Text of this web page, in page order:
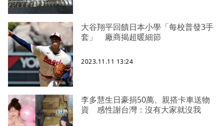
大谷翔平回饋日本小學「每校普發3手
套」 廠商揭超暖細節
2023.11.11 13:24
李多慧生日豪捐50萬、親搭卡車送物
資 感性謝台灣：沒有大家就沒我